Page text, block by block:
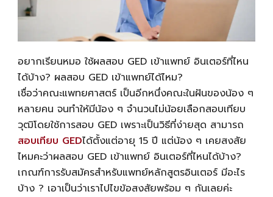
อยากเรียนหมอ ใช้ผลสอบ GED เข้าแพทย์อินเตอร์ที่ไหน
ได้บ้าง? ผลสอบ GED เข้าแพทย์ได้ไหม?
เชื่อว่าคณะแพทยศาสตร์ เป็นอีกหนึ่งคณะในฝันของน้อง ๆ
หลายคน จนทำให้มีน้อง ๆ จำนวนไม่น้อยเลือกสอบเทียบ
วุฒิโดยใช้การสอบ GED เพราะเป็นวิธีที่ง่ายสุด สามารถ
สอบเทียบ GEDได้ตั้งแต่อายุ 15 ปี แต่น้อง ๆ เคยสงสัย
ไหมคะว่าผลสอบ GED เข้าแพทย์อินเตอร์ที่ไหนได้บ้าง?
เกณฑ์การรับสมัครสำหรับแพทย์หลักสูตรอินเตอร์ มีอะไร
บ้าง ? เอาเป็นว่าเราไปไขข้อสงสัยพร้อม ๆ กันเลยค่ะ